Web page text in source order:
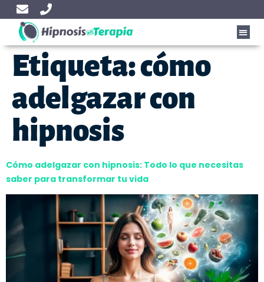
Etiqueta:cómo
adelgazar con
hipnosis
Cómo adelgazar con hipnosis: Todo lo que necesitas
saber para transformar tu vida